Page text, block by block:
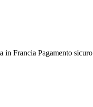
in Francia Pagamento sicuro